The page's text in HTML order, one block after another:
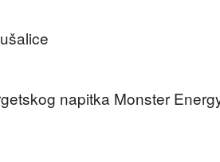
napitka Monster